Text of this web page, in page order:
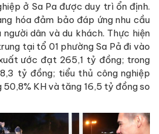
ở Sa Pa được duy trì ổn định.
hóa đảm bảo đáp ứng nhu cầu
dân và du khách. Thực hiện
tại tổ 01 phường Sa Pả đi vào
ước đạt 265,1 tỷ đồng; trong
tỷ đồng; tiểu thủ công nghiệp
KH và tăng 16,5 tỷ đồng so